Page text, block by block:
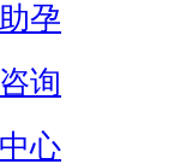
孕
询
心